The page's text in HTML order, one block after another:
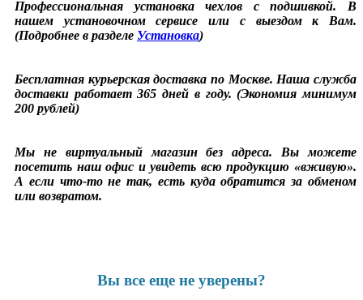
Профессиональная установка чехлов с подшивкой. В
нашем установочном сервисе или с выездом к Вам.
(Подробнее в разделе Установка)
Бесплатная курьерская доставка по Москве. Наша служба
доставки работает 365 дней в году. (Экономия минимум
200 рублей)
Мы не виртуальный магазин без адреса. Вы можете
посетить наш офис и увидеть всю продукцию «вживую».
А если что-то не так, есть куда обратится за обменом
или возвратом.
Вы все еще не уверены?